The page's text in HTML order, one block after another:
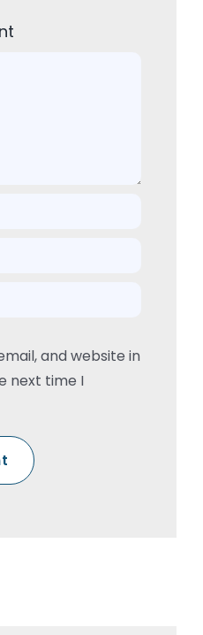
and website in
next time I